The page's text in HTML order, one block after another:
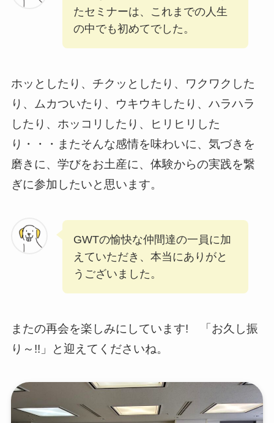
たセミナーは、これまでの人生
の中でも初めてでした。
ホッとしたり、チクッとしたり、ワクワクした
り、ムカついたり、ウキウキしたり、ハラハラ
したり、ホッコリしたり、ヒリヒリした
り・・・またそんな感情を味わいに、気づきを
磨きに、学びをお土産に、体験からの実践を繋
ぎに参加したいと思います。
GWTの愉快な仲間達の一員に加
えていただき、本当にありがと
うございました。
またの再会を楽しみにしています! 「お久し振
り～!!」と迎えてくださいね。